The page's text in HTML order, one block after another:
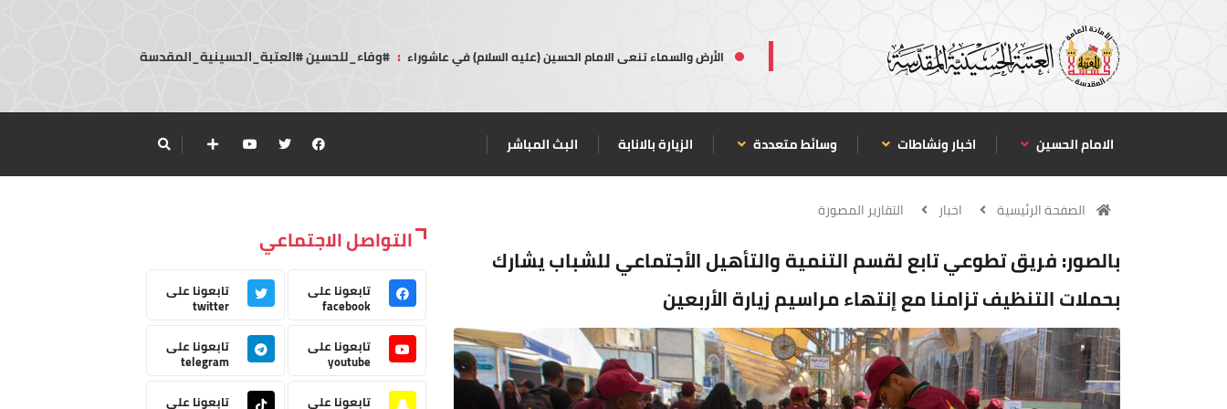
الأرض والسماء تنعى الامام الحسين (عليه السلام) في عاشوراء : #وفاء_للحسين #العتبة_الحسينية_المقدسة
الامام الحسين اخبار ونشاطات وسائط متعددة الزيارة بالانابة البث المباشر
الصفحة الرئيسية اخبار التقارير المصورة
بالصور: فريق تطوعي تابع لقسم التنمية والتأهيل الأجتماعي للشباب يشارك
بحملات التنظيف تزامنا مع إنتهاء مراسيم زيارة الأربعين
التواصل الاجتماعي
تابعونا على
facebook
تابعونا على
twitter
تابعونا على
youtube
تابعونا على
telegram
تابعونا على
تابعونا على